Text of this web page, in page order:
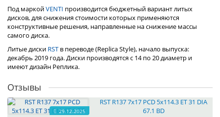
Под маркойVENTI производится бюджетный вариант литых
дисков, для снижения стоимости которых применяются
конструктивные решения, направленные на снижение массы
самого диска.
Литые диски RST в переводе (Replica Style), начало выпуска:
декабрь 2019 года. Диски производятся с 14 по 20 диаметр и
имеют дизайн Реплика.
Отзывы
29.12.2025
RST R137 7x17 PCD 5x114.3 ET 31 DIA
67.1 BD